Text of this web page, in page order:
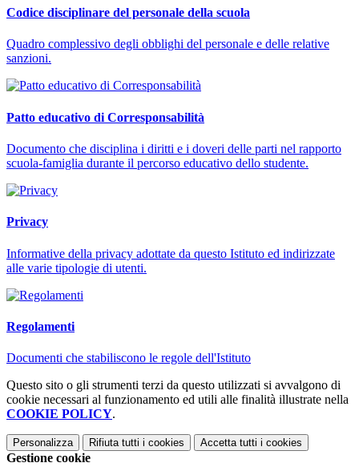
Codice disciplinare del personale della scuola
Quadro complessivo degli obblighi del personale e delle relative
sanzioni.
Patto educativo di Corresponsabilità
Documento che disciplina i diritti e i doveri delle parti nel rapporto
scuola-famiglia durante il percorso educativo dello studente.
Privacy
Informative della privacy adottate da questo Istituto ed indirizzate
alle varie tipologie di utenti.
Regolamenti
Documenti che stabiliscono le regole dell'Istituto
Questo sito o gli strumenti terzi da questo utilizzati si avvalgono di
cookie necessari al funzionamento ed utili alle finalità illustrate nella
COOKIE POLICY.
Personalizza Rifiuta tutti i cookies Accetta tutti i cookies
Gestione cookie